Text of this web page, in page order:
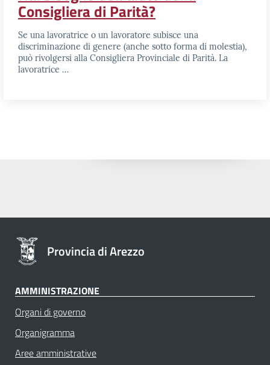
Consigliera di Parità?
Se una lavoratrice o un lavoratore subisce una
discriminazione di genere (anche sotto forma di molestia),
può rivolgersi alla Consigliera Provinciale di Parità. La
lavoratrice …
Provincia di Arezzo
AMMINISTRAZIONE
Organi di governo
Organigramma
Aree amministrative